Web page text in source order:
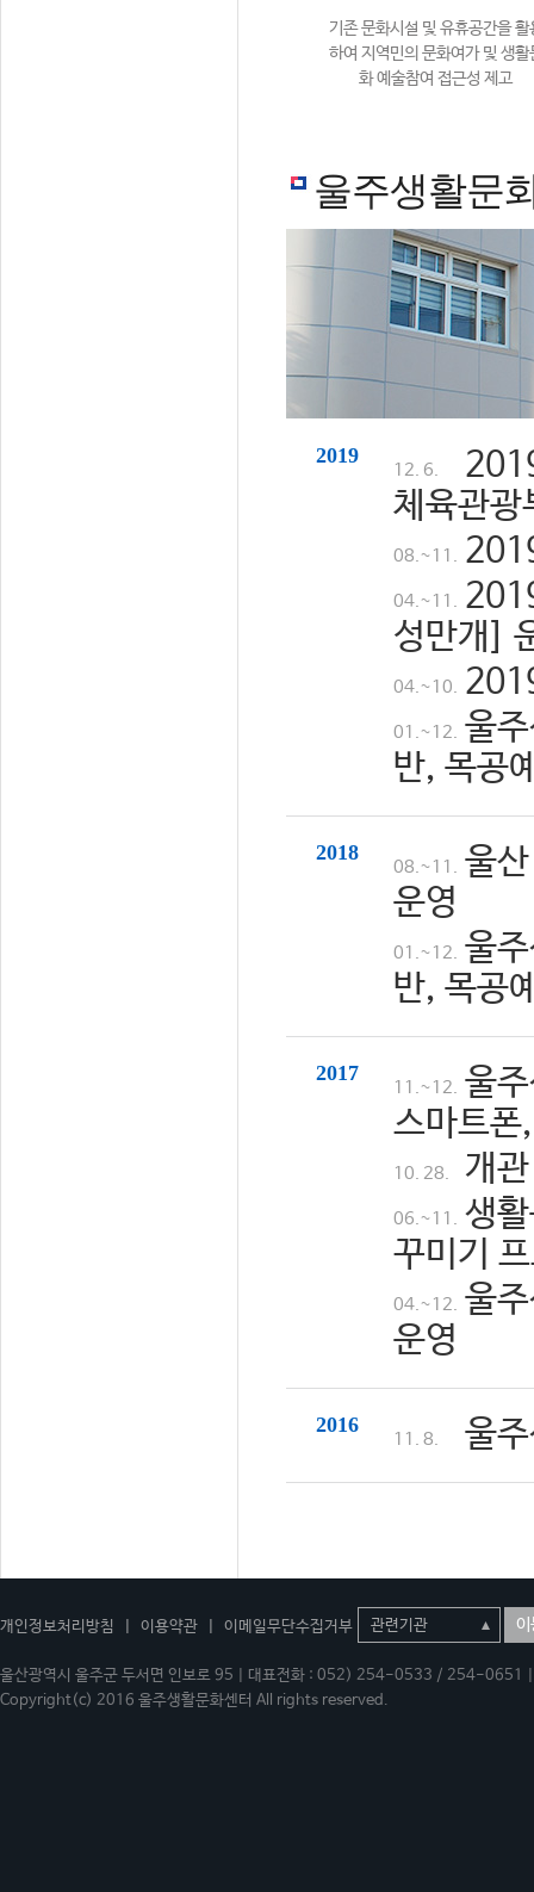
기존 문화시설 및 유휴공간을 활
하여 지역민의 문화여가 및 생활
화 예술참여 접근성 제고
울주생활문
2019
12. 6.
체육관광
08.~11.
04.~11.
성만개]
04.~10.
01.~12. 울
반, 목공
2018
08.~11. 울
운영
01.~12. 울
반, 목공
2017
11.~12. 울
스마트
10. 28. 개
06.~11. 생
꾸미기
04.~12. 울
운영
2016
11. 8. 울
개인정보처리방침 이용약관 이메일무단수집거부 이
울산광역시 울주군 두서면 인보로 95 | 대표전화 : 052) 254-0533 / 254-
Copyright(c) 2016 울주생활문화센터 All rights reserved.